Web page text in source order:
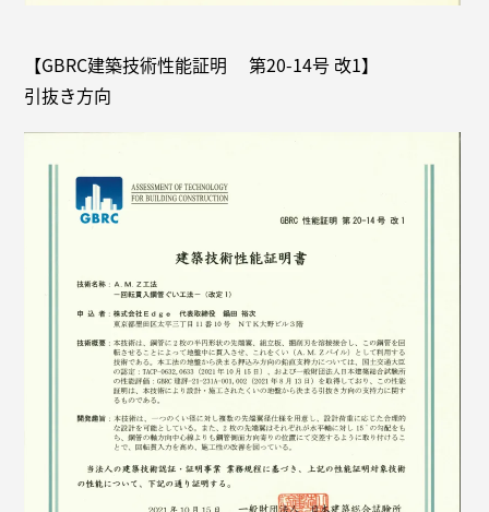
【GBRC建築技術性能証明 第20-14号 改1】
引抜き方向